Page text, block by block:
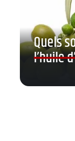
Quels
l’huile